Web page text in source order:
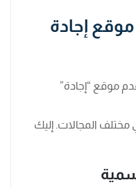
إجادة
موقع “إجادة”
مختلف المجالات. إليك